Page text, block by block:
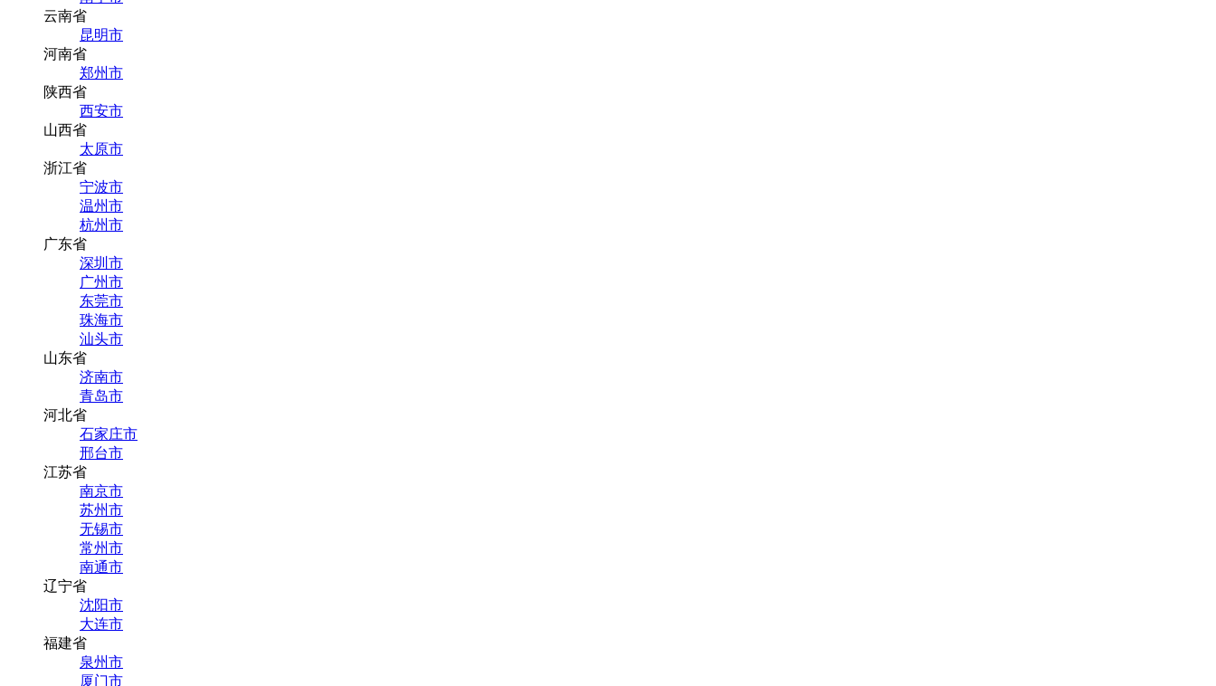
云南省
昆明市
河南省
郑州市
陕西省
西安市
山西省
太原市
浙江省
宁波市
温州市
杭州市
广东省
深圳市
广州市
东莞市
珠海市
汕头市
山东省
济南市
青岛市
河北省
石家庄市
邢台市
江苏省
南京市
苏州市
无锡市
常州市
南通市
辽宁省
沈阳市
大连市
福建省
泉州市
厦门市